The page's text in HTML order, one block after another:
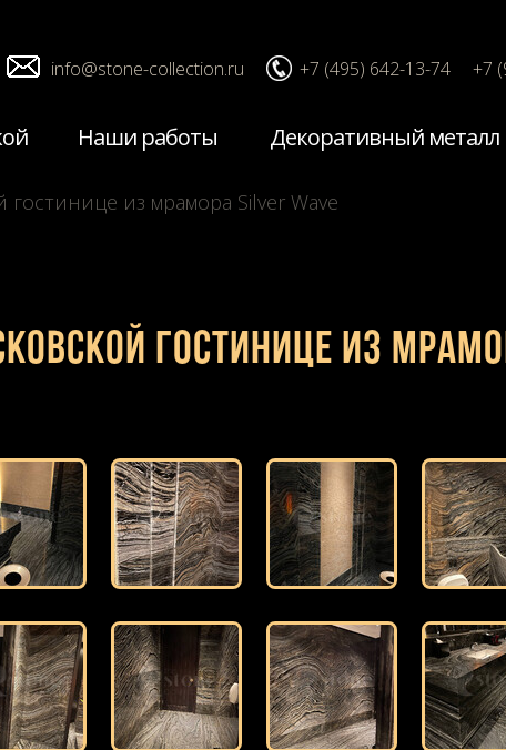
info@stone-collection.ru +7 (495) 642-13-74 +7
Наши работы Декоративный металл
гостинице из мрамора Silver Wave
гостинице из